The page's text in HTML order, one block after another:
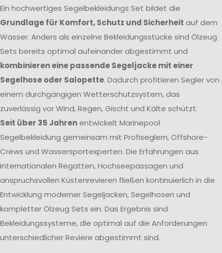
Ein hochwertiges Segelbekleidungs Set bildet die
Grundlage für Komfort, Schutz und Sicherheit auf dem
Wasser. Anders als einzelne Bekleidungsstücke sind Ölzeug
Sets bereits optimal aufeinander abgestimmt und
kombinieren eine passende Segeljacke mit einer
Segelhose oder Salopette. Dadurch profitieren Segler von
einem durchgängigen Wetterschutzsystem, das
zuverlässig vor Wind, Regen, Gischt und Kälte schützt.
Seit über 35 Jahrenentwickelt Marinepool
Segelbekleidung gemeinsam mit Profiseglern, Offshore-
Crews und Wassersportexperten. Die Erfahrungen aus
internationalen Regatten, Hochseepassagen und
anspruchsvollen Küstenrevieren fließen kontinuierlich in die
Entwicklung moderner Segeljacken, Segelhosen und
kompletter Ölzeug Sets ein. Das Ergebnis sind
Bekleidungssysteme, die optimal auf die Anforderungen
unterschiedlicher Reviere abgestimmt sind.